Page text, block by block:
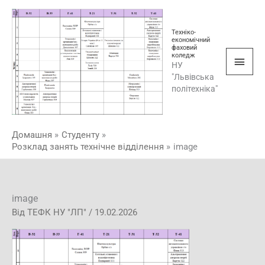
Перейти
вмісту
Техніко-
економічний
фаховий
коледж
НУ
"Львівська
політехніка"
Домашня
Студенту
Розклад занять технічне відділення
image
image
Від ТЕФК НУ "ЛП" / 19.02.2026